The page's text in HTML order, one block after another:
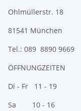
Ohlmüllerstr. 18
81541 München
Tel.: 089 8890 9669
ÖFFNUNGZEITEN
Di - Fr 11 - 19
Sa 10 - 16